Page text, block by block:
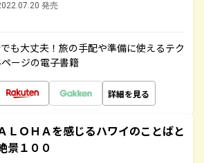
発売
も大丈夫！旅の手配や準備に使えるテク
ージの電子書籍
詳細を見る
ＬＯＨＡを感じるハワイのことばと
景１００